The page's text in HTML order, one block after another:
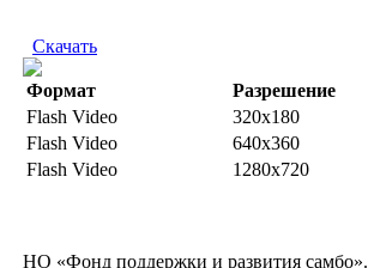
Скачать
Формат Разрешение
Flash Video
320x180
Flash Video
640x360
Flash Video
1280x720
НО «Фонд поддержки и развития самбо».